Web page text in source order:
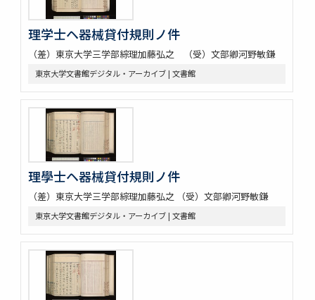
理学士ヘ器械貸付規則ノ件
（差）東京大学三学部綜理加藤弘之 （受）文部卿河野敏鎌
東京大学文書館デジタル・アーカイブ | 文書館
理學士ヘ器械貸付規則ノ件
（差）東京大学三学部綜理加藤弘之 （受）文部卿河野敏鎌
東京大学文書館デジタル・アーカイブ | 文書館